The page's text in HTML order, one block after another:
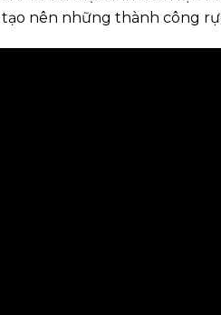
nên những thành công